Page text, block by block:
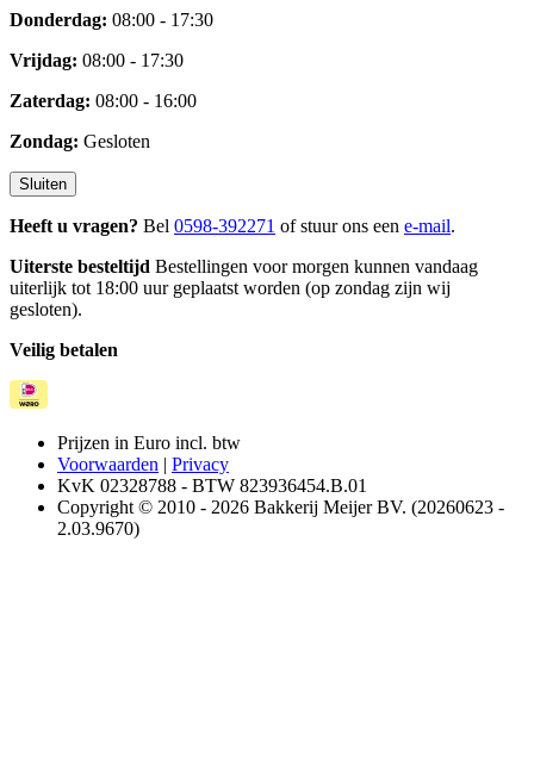
Donderdag: 08:00 - 17:30
Vrijdag: 08:00 - 17:30
Zaterdag: 08:00 - 16:00
Zondag: Gesloten
Sluiten
Heeft u vragen? Bel 0598-392271 of stuur ons een e-mail.
Uiterste besteltijd Bestellingen voor morgen kunnen vandaag
uiterlijk tot 18:00 uur geplaatst worden (op zondag zijn wij
gesloten).
Veilig betalen
Prijzen in Euro incl. btw
Voorwaarden | Privacy
KvK 02328788 - BTW 823936454.B.01
Copyright © 2010 - 2026 Bakkerij Meijer BV. (20260623 -
2.03.9670)